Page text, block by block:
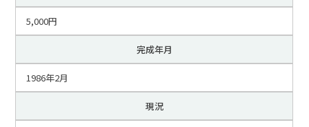
5,000円
完成年月
1986年2月
現況